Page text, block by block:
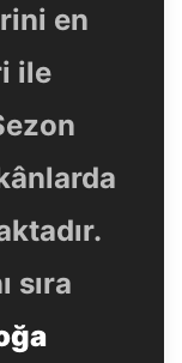
en
ile
sıra